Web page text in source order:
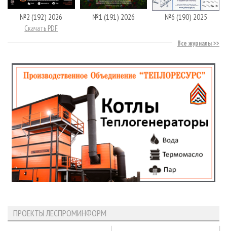
№2 (192) 2026
Скачать PDF
№1 (191) 2026 №6 (190) 2025
Все журналы
ПРОЕКТЫ ЛЕСПРОМИНФОРМ